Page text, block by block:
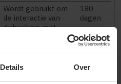
Details Over
Wordt gebruikt om
de interactie van
gebruikers met
embedded inhoud bij
180
dagen
Facebook om een
maande